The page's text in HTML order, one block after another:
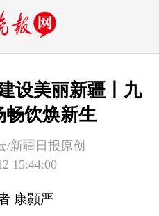
设美丽新疆丨九
畅饮焕新生
/新疆日报原创
15:44:00
康颢严